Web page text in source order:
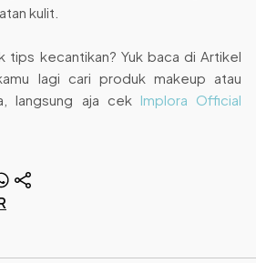
kulit.
tips kecantikan? Yuk baca di Artikel
lagi cari produk makeup atau
langsung aja cek Implora Official